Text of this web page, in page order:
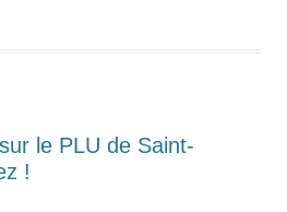
le PLU de Saint-
!